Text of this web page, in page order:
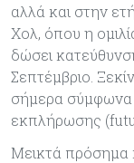
αλλά και στην
Χολ, όπου η
δώσει
Σεπτέμβριο.
σήμερα σύμφωνα
εκπλήρωσης
Μεικτά πρόσημα